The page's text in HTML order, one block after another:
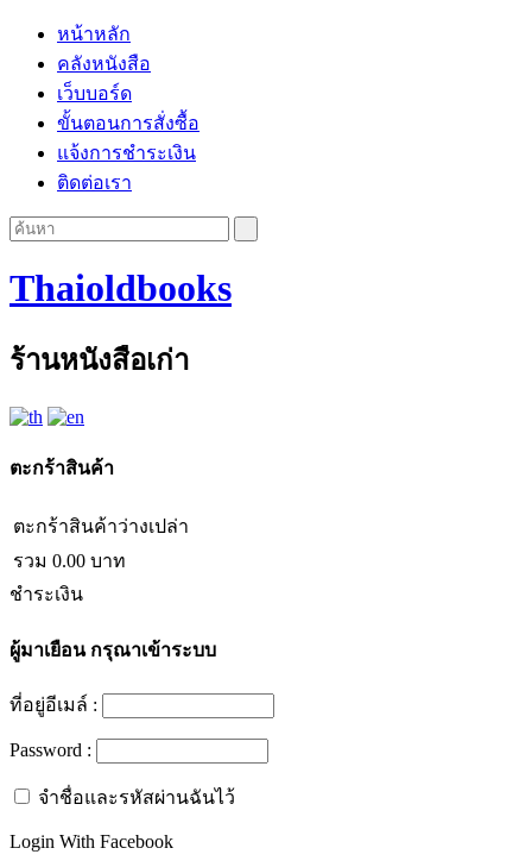
หน้าหลัก
คลังหนังสือ
เว็บบอร์ด
ขั้นตอนการสั่งซื้อ
แจ้งการชำระเงิน
ติดต่อเรา
Thaioldbooks
ร้านหนังสือเก่า
ตะกร้าสินค้า
ตะกร้าสินค้าว่างเปล่า
รวม 0.00 บาท
ชำระเงิน
ผู้มาเยือนกรุณาเข้าระบบ
ที่อยู่อีเมล์ :
Password :
จำชื่อและรหัสผ่านฉันไว้
Login With Facebook